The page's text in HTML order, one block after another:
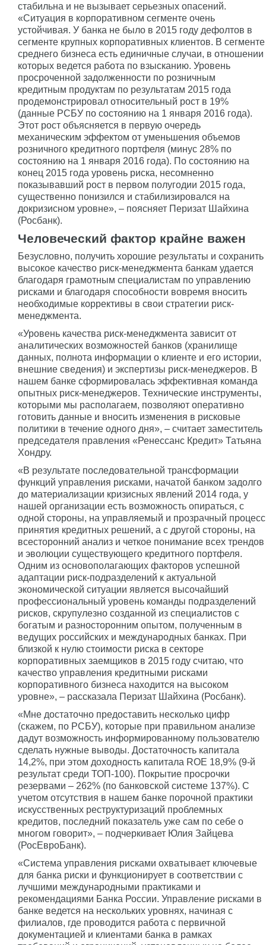
стабильна и не вызывает серьезных опасений.
«Ситуация в корпоративном сегменте очень
устойчивая. У банка не было в 2015 году дефолтов в
сегментe крупных корпоративных клиентов. В сегменте
среднего бизнеса есть единичные случаи, в отношении
которых ведется работа по взысканию. Уровень
просроченной задолженности по розничным
кредитным продуктам по результатам 2015 года
продемонстрировал относительный рост в 19%
(данные РСБУ по состоянию на 1 января 2016 года).
Этот рост объясняется в первую очередь
механическим эффектом от уменьшения объемов
розничного кредитного портфеля (минус 28% по
состоянию на 1 января 2016 года). По состоянию на
конец 2015 года уровень риска, несомненно
показывавший рост в первом полугодии 2015 года,
существенно понизился и стабилизировался на
докризисном уровне», – поясняет Перизат Шайхина
(Росбанк).
Человеческий фактор крайне важен
Безусловно, получить хорошие результаты и сохранить
высокое качество риск-менеджмента банкам удается
благодаря грамотным специалистам по управлению
рисками и благодаря способности вовремя вносить
необходимые коррективы в свои стратегии риск-
менеджмента.
«Уровень качества риск-менеджмента зависит от
аналитических возможностей банков (хранилище
данных, полнота информации о клиенте и его истории,
внешние сведения) и экспертизы риск-менеджеров. В
нашем банке сформировалась эффективная команда
опытных риск-менеджеров. Технические инструменты,
которыми мы располагаем, позволяют оперативно
готовить данные и вносить изменения в рисковые
политики в течение одного дня», – считает заместитель
председателя правления «Ренессанс Кредит» Татьяна
Хондру.
«В результате последовательной трансформации
функций управления рисками, начатой банком задолго
до материализации кризисных явлений 2014 года, у
нашей организации есть возможность опираться, с
одной стороны, на управляемый и прозрачный процесс
принятия кредитных решений, а с другой стороны, на
всесторонний анализ и четкое понимание всех трендов
и эволюции существующего кредитного портфеля.
Одним из основополагающих факторов успешной
адаптации риск-подразделений к актуальной
экономической ситуации является высочайший
профессиональный уровень команды подразделений
рисков, скрупулезно созданной из специалистов с
богатым и разносторонним опытом, полученным в
ведущих российских и международных банках. При
близкой к нулю стоимости риска в секторе
корпоративных заемщиков в 2015 году считаю, что
качество управления кредитными рисками
корпоративного бизнеса находится на высоком
уровне», – рассказала Перизат Шайхина (Росбанк).
«Мне достаточно предоставить несколько цифр
(скажем, по РСБУ), которые при правильном анализе
дадут возможность информированному пользователю
сделать нужные выводы. Достаточность капитала
14,2%, при этом доходность капитала ROE 18,9% (9-й
результат среди ТОП-100). Покрытие просрочки
резервами – 262% (по банковской системе 137%). С
учетом отсутствия в нашем банке порочной практики
искусственных реструктуризаций проблемных
кредитов, последний показатель уже сам по себе о
многом говорит», – подчеркивает Юлия Зайцева
(РосЕвроБанк).
«Система управления рисками охватывает ключевые
для банка риски и функционирует в соответствии с
лучшими международными практиками и
рекомендациями Банка России. Управление рисками в
банке ведется на нескольких уровнях, начиная с
филиалов, где проводится работа с первичной
документацией и клиентами банка в рамках